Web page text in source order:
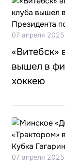
07 апреля 2025
«Витебск»
вышел в
хоккею
07 апреля 2025